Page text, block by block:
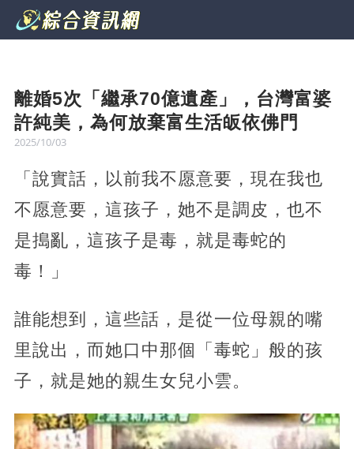
離婚5次「繼承70億遺產」，台灣富婆
許純美，為何放棄富生活皈依佛門
2025/10/03
「說實話，以前我不愿意要，現在我也
不愿意要，這孩子，她不是調皮，也不
是搗亂，這孩子是毒，就是毒蛇的
毒！」
誰能想到，這些話，是從一位母親的嘴
里說出，而她口中那個「毒蛇」般的孩
子，就是她的親生女兒小雲。